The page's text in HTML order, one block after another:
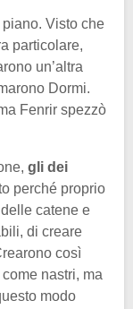
Visto che
particolare,
un’altra
Dormi.
Fenrir spezzò
gli dei
perché proprio
catene e
di creare
così
nastri, ma
modo